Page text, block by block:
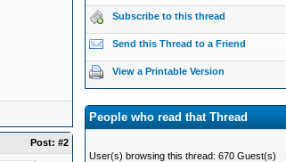
Subscribe to this thread
Send this Thread to a Friend
View a Printable Version
People who read that Thread
User(s) browsing this thread: 670 Guest(s)
Post:#2